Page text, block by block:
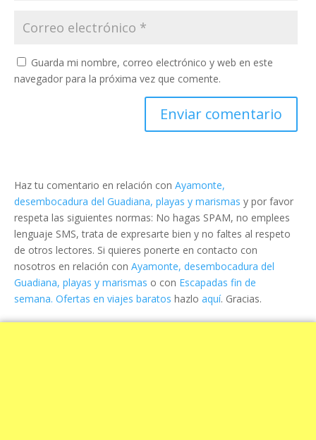
Guarda mi nombre, correo electrónico y web en este
navegador para la próxima vez que comente.
Haz tu comentario en relación con Ayamonte,
desembocadura del Guadiana, playas y marismas y por favor
respeta las siguientes normas: No hagas SPAM, no emplees
lenguaje SMS, trata de expresarte bien y no faltes al respeto
de otros lectores. Si quieres ponerte en contacto con
nosotros en relación con Ayamonte, desembocadura del
Guadiana, playas y marismas o con Escapadas fin de
semana. Ofertas en viajes baratos hazlo aquí. Gracias.